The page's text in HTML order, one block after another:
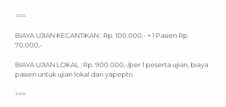
===
BIAYA UJIAN KECANTIKAN : Rp. 100.000,- + 1 Pasien Rp.
70.000,-
BIAYA UJIAN LOKAL : Rp. 900.000,-/per 1 peserta ujian, biaya
pasien untuk ujian lokal dari yapeptri
===